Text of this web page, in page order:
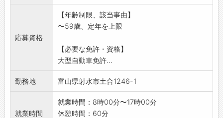
している方歓迎です
。所持していない資格については、入社後に会
社が取得を支援して
【業務変更範囲:変更なし】
応募資格
【年齢制限、該当事由】
〜59歳、定年を上限
【必要な免許・資格】
大型自動車免許...
勤務地 富山県射水市土合1246-1
就業時間
就業時間：8時00分〜17時00分
休憩時間：60分